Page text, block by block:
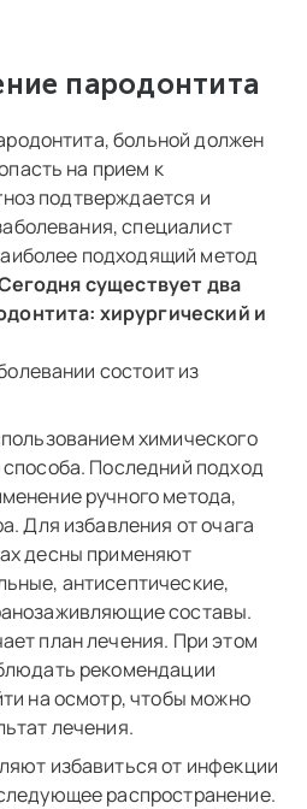
пародонтита
больной должен
на прием к
подтверждается и
специалист
подходящий метод
существует два
хирургический и
состоит из
химического
Последний подход
ручного метода,
Для избавления от очага
десны применяют
антисептические,
составы.
план лечения. При этом
рекомендации
на осмотр, чтобы можно
лечения.
избавиться от инфекции
распространение.